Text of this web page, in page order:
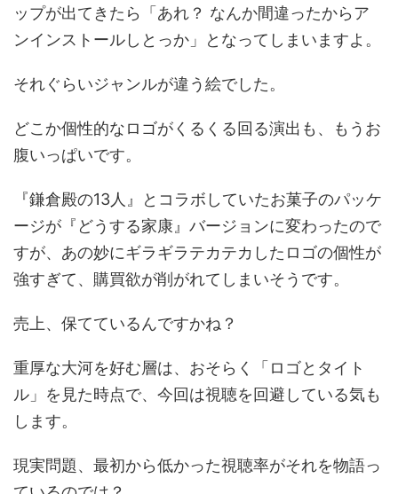
ップが出てきたら「あれ？ なんか間違ったからア
ンインストールしとっか」となってしまいますよ。
それぐらいジャンルが違う絵でした。
どこか個性的なロゴがくるくる回る演出も、もうお
腹いっぱいです。
『鎌倉殿の13人』とコラボしていたお菓子のパッケ
ージが『どうする家康』バージョンに変わったので
すが、あの妙にギラギラテカテカしたロゴの個性が
強すぎて、購買欲が削がれてしまいそうです。
売上、保てているんですかね？
重厚な大河を好む層は、おそらく「ロゴとタイト
ル」を見た時点で、今回は視聴を回避している気も
します。
現実問題、最初から低かった視聴率がそれを物語っ